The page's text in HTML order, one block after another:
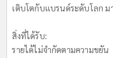
เติบโตกับแบรนด์ระดับโลก ม
​สิ่งที่ได้รับ:
รายได้ไม่จำกัดตามความขยัน